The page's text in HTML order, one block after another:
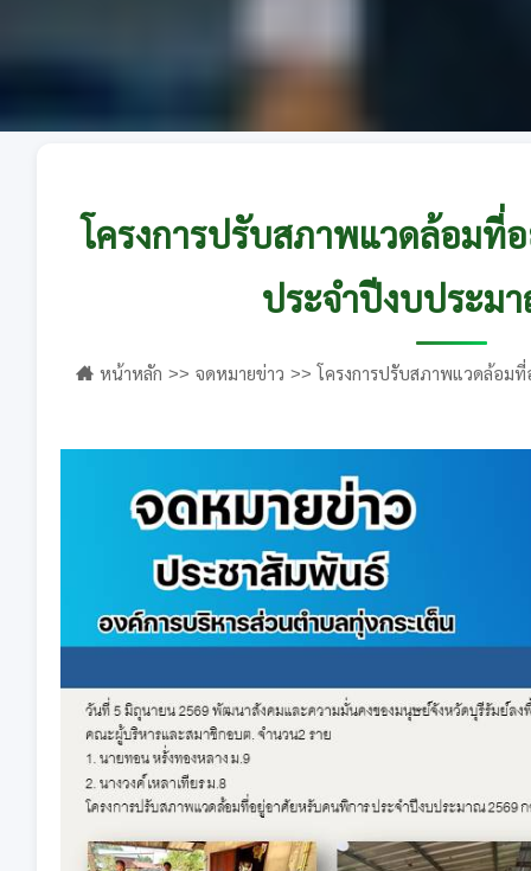
โครงการปรับสภาพแวดล้อมที่
ประจำปีงบประม
หน้าหลัก จดหมายข่าว
โครงการปรับสภาพแวดล้อม